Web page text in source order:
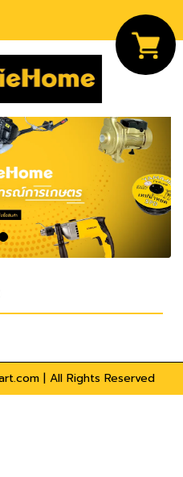
| All Rights Reserved